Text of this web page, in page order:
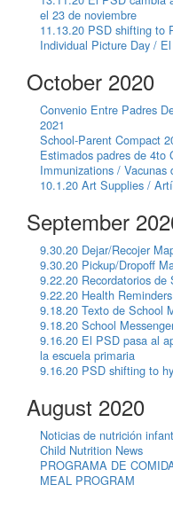
el 23 de noviembre
11.13.20 PSD shifting to
Individual Picture Day /
October 2020
Convenio Entre Padres
2021
School-Parent Compact
Estimados padres de 4to
Immunizations / Vacunas
10.1.20 Art Supplies /
September
9.30.20 Dejar/Recojer
9.30.20 Pickup/Dropoff
9.22.20 Recordatorios de
9.22.20 Health Reminders
9.18.20 Texto de School
9.18.20 School
9.16.20 El PSD pasa al
la escuela primaria
9.16.20 PSD shifting to
August 2020
Noticias de nutrición
Child Nutrition News
PROGRAMA DE
MEAL PROGRAM